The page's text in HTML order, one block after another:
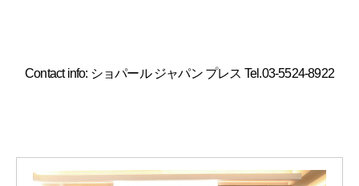
Contact info: ショパール ジャパン プレス Tel.03-5524-8922